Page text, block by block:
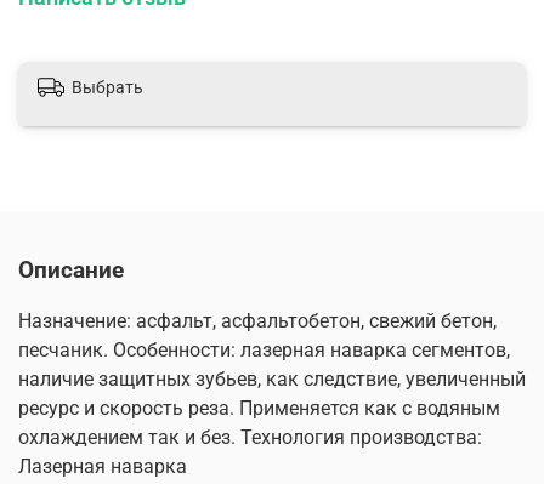
Выбрать
Описание
Назначение: асфальт, асфальтобетон, свежий бетон,
песчаник. Особенности: лазерная наварка сегментов,
наличие защитных зубьев, как следствие, увеличенный
ресурс и скорость реза. Применяется как с водяным
охлаждением так и без. Технология производства:
Лазерная наварка